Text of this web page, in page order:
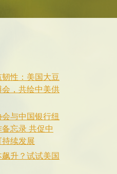
性：美国大豆
，共绘中美供
与中国银行纽
忘录 共促中
续发展
升？试试美国